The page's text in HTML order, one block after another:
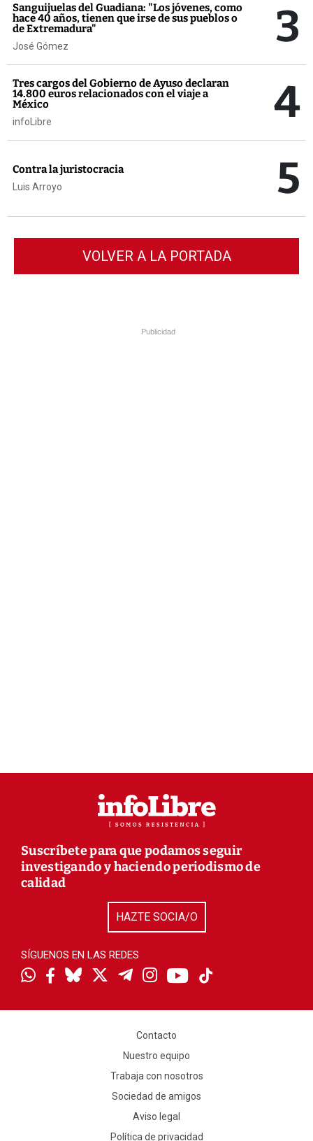
Sanguijuelas del Guadiana: "Los jóvenes, como
hace 40 años, tienen que irse de sus pueblos o
de Extremadura"
José Gómez 3
Tres cargos del Gobierno de Ayuso declaran
14.800 euros relacionados con el viaje a
México
infoLibre 4
Contra la juristocracia
Luis Arroyo 5
VOLVER A LA PORTADA
Publicidad
Suscríbete para que podamos seguir
investigando y haciendo periodismo de
calidad
HAZTE SOCIA/O
SÍGUENOS EN LAS REDES
Contacto
Nuestro equipo
Trabaja con nosotros
Sociedad de amigos
Aviso legal
Política de privacidad